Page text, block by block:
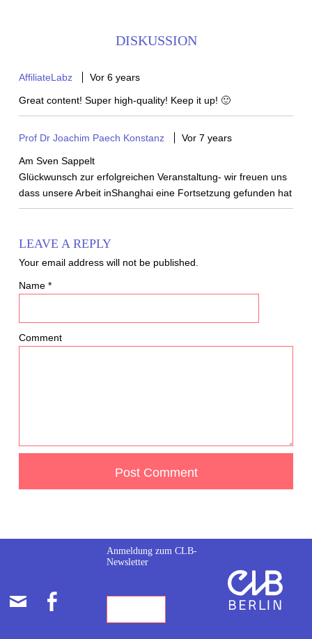
DISKUSSION
AffiliateLabz Vor 6 years
Great content! Super high-quality! Keep it up! 🙂
Prof Dr Joachim Paech Konstanz Vor 7 years
Am Sven Sappelt
Glückwunsch zur erfolgreichen Veranstaltung- wir freuen uns
dass unsere Arbeit inShanghai eine Fortsetzung gefunden hat
LEAVE A REPLY
Your email address will not be published.
Name *
Comment
FACEBOOK
Anmeldung zum CLB-
Newsletter